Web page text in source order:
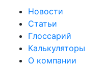
Новости
Статьи
Глоссарий
Калькуляторы
О компании